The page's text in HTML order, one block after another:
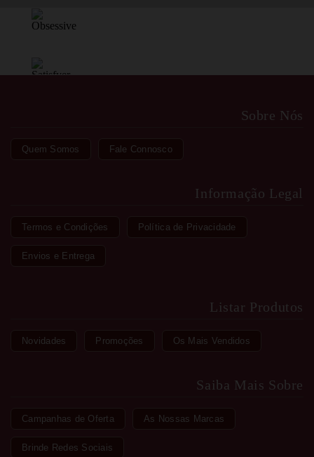
Sobre Nós
Quem Somos Fale Connosco
Informação Legal
Termos e Condições Política de Privacidade
Envios e Entrega
Listar Produtos
Novidades Promoções Os Mais Vendidos
Saiba Mais Sobre
Campanhas de Oferta As Nossas Marcas
Brinde Redes Sociais